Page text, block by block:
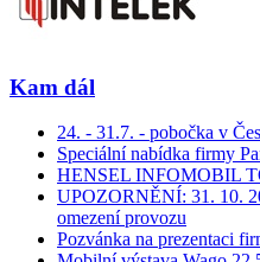
Kam dál
24. - 31.7. - pobočka v
Speciální nabídka firmy
HENSEL INFOMOBIL
UPOZORNĚNÍ: 31. 10.
omezení provozu
Pozvánka na prezentaci